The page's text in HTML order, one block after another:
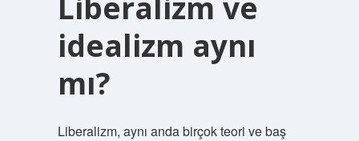
idealizm aynı
mı?
Liberalizm, aynı anda birçok teori ve baş